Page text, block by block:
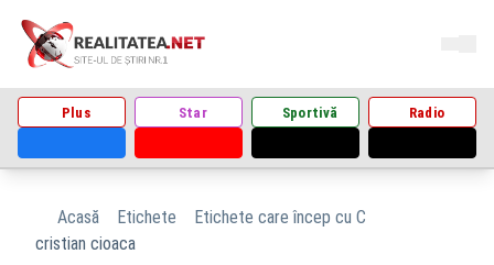
Plus Star Sportivă Radio
Acasă Etichete
Etichete care încep cu C
cristian cioaca